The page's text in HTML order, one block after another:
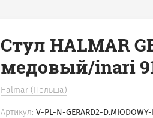
Стул HALMAR
медовый/inari
Halmar (Польша)
Артикул: V-PL-N-GERARD2-D.MIODOWY-